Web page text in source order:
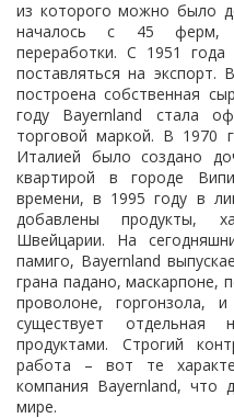
из которого можно было
началось с 45 ферм,
переработки. C 1951 года
поставляться на
построена собственная
году Bayernland стала
торговой маркой. В 1970
Италией было создано
квартирой в городе
времени, в 1995 году в
добавлены продукты,
Швейцарии. На
памиго, Bayernland
грана падано, маскарпоне,
проволоне, горгонзола,
существует
продуктами. Строгий
работа – вот те
компания Bayernland, что
мире.